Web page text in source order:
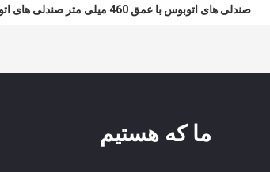
صندلی های اتوبوس با عمق 460 میلی متر صندلی های اتوبوس با عمق بالا با مقاومت در برابر ساییدگی رنگ سفارشی
ما که هستیم